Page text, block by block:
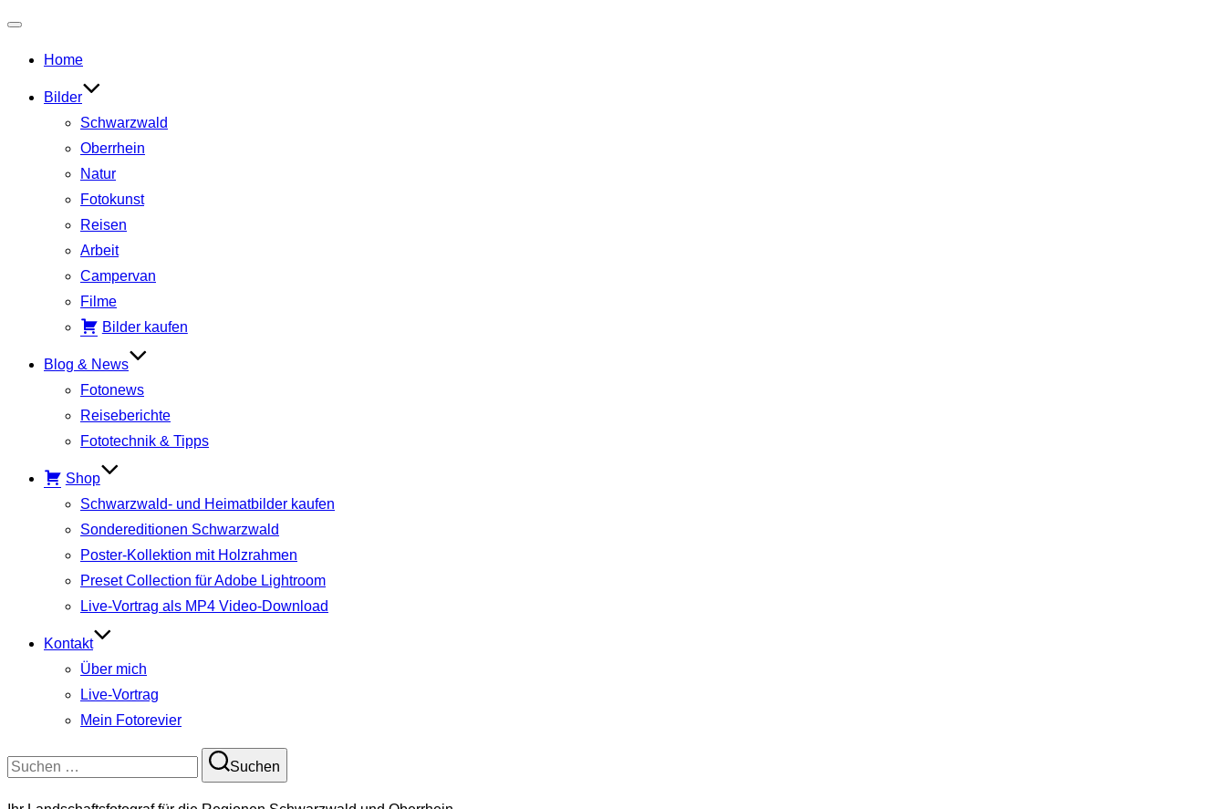
umschalten
Home
Bilder
Schwarzwald
Oberrhein
Natur
Fotokunst
Reisen
Arbeit
Campervan
Filme
Bilder kaufen
Blog & News
Fotonews
Reiseberichte
Fototechnik & Tipps
Shop
Schwarzwald- und Heimatbilder kaufen
Sondereditionen Schwarzwald
Poster-Kollektion mit Holzrahmen
Preset Collection für Adobe Lightroom
Live-Vortrag als MP4 Video-Download
Kontakt
Über mich
Live-Vortrag
Mein Fotorevier
Suchen
Suchen